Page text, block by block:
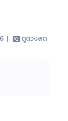
| ดูดวงสด